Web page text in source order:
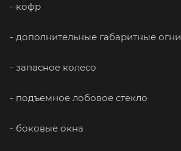
- кофр
- дополнительные габаритные огни
- запасное колесо
- подъемное лобовое стекло
- боковые окна